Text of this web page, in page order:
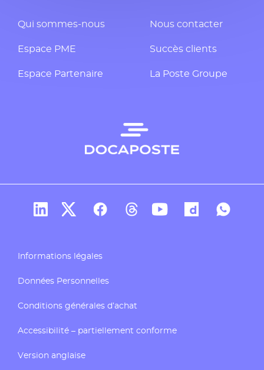
Qui sommes-nous
Espace PME
Espace Partenaire
Nous contacter
Succès clients
La Poste Groupe
Compte Linkedin de Docaposte
Compte X de Docaposte
Compte Facebook de Docaposte
Compte Threads de
Compte Youtube de
CompteCompte
Informations légales
Données Personnelles
Conditions générales d’achat
Accessibilité – partiellement conforme
Version anglaise